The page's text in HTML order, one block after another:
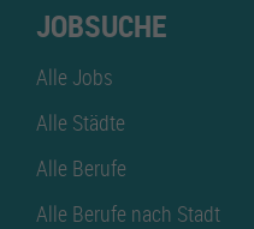
JOBSUCHE
Alle Jobs
Alle Städte
Alle Berufe
Alle Berufe nach Stadt